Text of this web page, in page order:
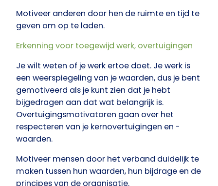
Motiveer anderen door hen de ruimte en tijd te
geven om op te laden.
Erkenning voor toegewijd werk, overtuigingen
Je wilt weten of je werk ertoe doet. Je werk is
een weerspiegeling van je waarden, dus je bent
gemotiveerd als je kunt zien dat je hebt
bijgedragen aan dat wat belangrijk is.
Overtuigingsmotivatoren gaan over het
respecteren van je kernovertuigingen en -
waarden.
Motiveer mensen door het verband duidelijk te
maken tussen hun waarden, hun bijdrage en de
principes van de organisatie.